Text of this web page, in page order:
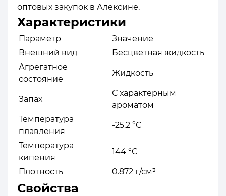
оптовых закупок в Алексине.
Характеристики
Параметр
Значение
Внешний вид
Бесцветная жидкость
Агрегатное
состояние
Жидкость
Запах
С характерным
ароматом
Температура
плавления
-25.2 °C
Температура
кипения
144 °C
Плотность 0.872 г/см³
Свойства